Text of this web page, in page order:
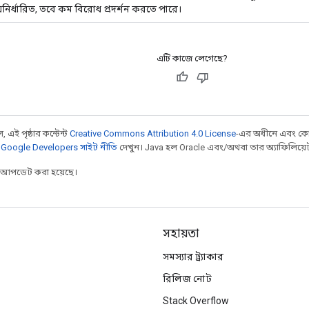
তবে কম বিরোধ প্রদর্শন করতে পারে।
এটি কাজে লেগেছে?
এই পৃষ্ঠার কন্টেন্ট Creative Commons Attribution 4.0 License-এর অধীনে এবং
Google Developers সাইট নীতি দেখুন। Java হল Oracle এবং/অথবা তার অ্যাফিলিয়েট
আপডেট করা হয়েছে।
সহায়তা
সমস্যার ট্র্যাকার
রিলিজ নোট
Stack Overflow